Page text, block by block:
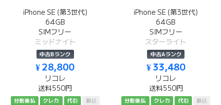
iPhone SE (第3世代)
64GB
SIMフリー
ミッドナイト
中古Bランク
¥ 28,800
リコレ
送料550円
分割後払 クレカ 代引 振込
iPhone SE (第3世代)
64GB
SIMフリー
スターライト
中古Aランク
¥ 33,480
リコレ
送料550円
分割後払 クレカ 代引 振込